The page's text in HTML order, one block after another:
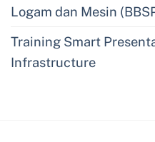
Logam dan Mesin
Training Smart
Infrastructure